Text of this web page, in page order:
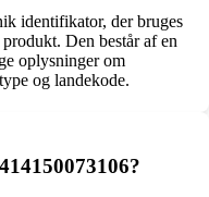
identifikator, der bruges
Den består af en
oplysninger om
og landekode.